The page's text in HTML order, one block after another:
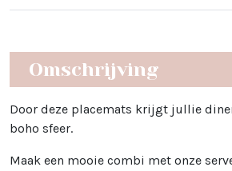
Omschrijving
Door deze placemats krijgt jullie
boho sfeer.
Maak een mooie combi met onze